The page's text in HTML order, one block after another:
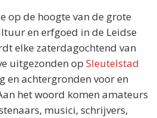
op de hoogte van de grote
en erfgoed in de Leidse
elke zaterdagochtend van
uitgezonden op Sleutelstad
en achtergronden voor en
het woord komen amateurs
musici, schrijvers,